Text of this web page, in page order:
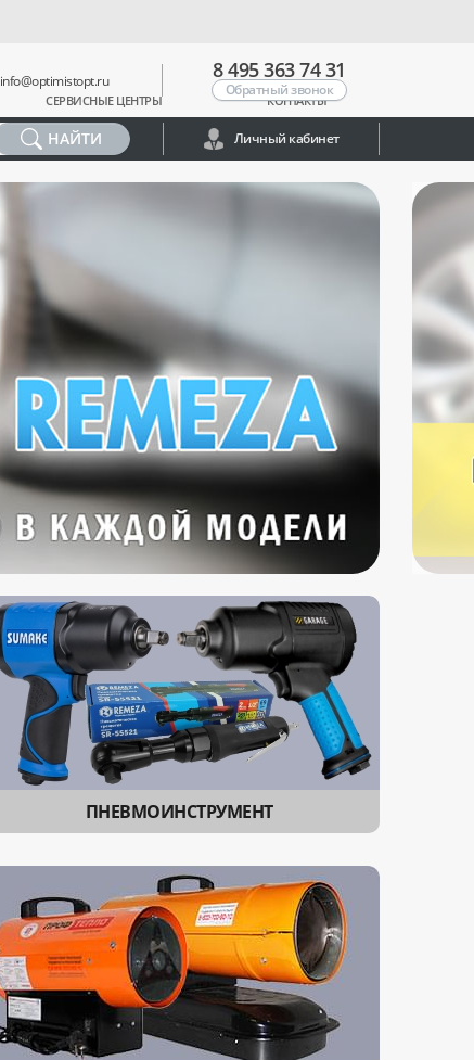
СЕРВИСНЫЕ ЦЕНТРЫ КОНТАКТЫ
info@optimistopt.ru 8 495 363 74 31
Обратный звонок
НАЙТИ Личный кабинет
ПНЕВМОИНСТРУМЕНТ